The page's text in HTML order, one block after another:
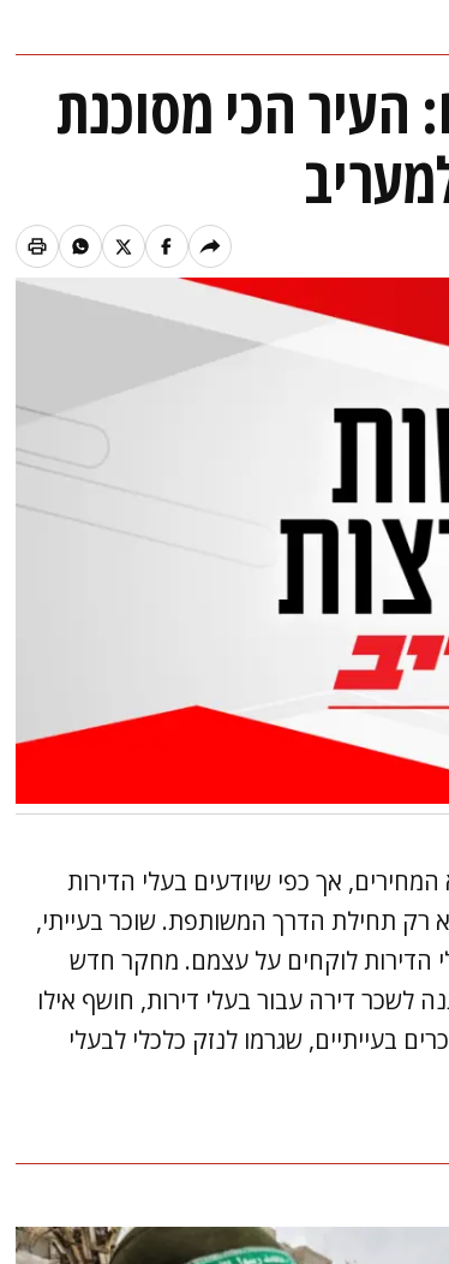
הכי מסוכנת
אך כפי שיודעים בעלי הדירות
רק תחילת הדרך המשותפת. שוכר בעייתי,
הדירות לוקחים על עצמם. מחקר חדש
דירה עבור בעלי דירות, חושף אילו
בעייתיים, שגרמו לנזק כלכלי לבעלי